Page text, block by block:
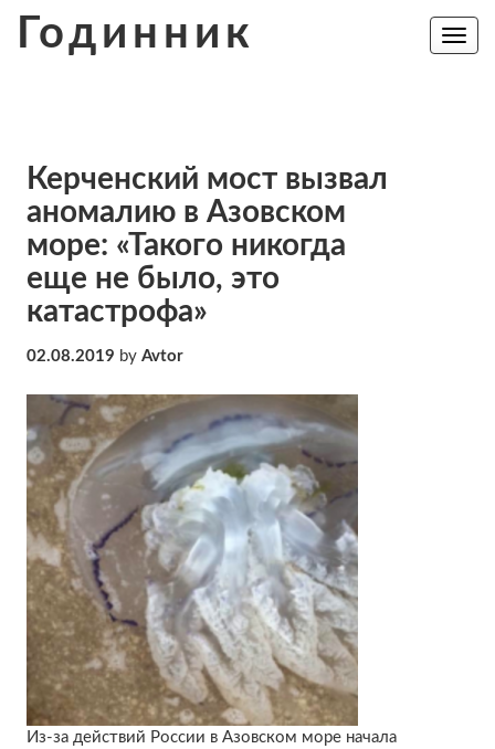
Годинник
Toggle
Керченский мост вызвал
аномалию в Азовском
море: «Такого никогда
еще не было, это
катастрофа»
02.08.2019 by Avtor
Из-за действий России в Азовском море начала